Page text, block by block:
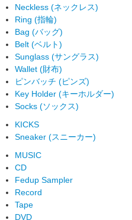
Neckless (ネックレス)
Ring (指輪)
Bag (バッグ)
Belt (ベルト)
Sunglass (サングラス)
Wallet (財布)
ピンバッチ (ピンズ)
Key Holder (キーホルダー)
Socks (ソックス)
KICKS
Sneaker (スニーカー)
MUSIC
CD
Fedup Sampler
Record
Tape
DVD